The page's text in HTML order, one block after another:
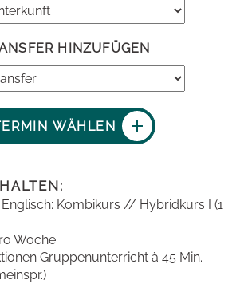
HINZUFÜGEN
WÄHLEN
Kombikurs // Hybridkurs I (1
Woche:
Gruppenunterricht à 45 Min.